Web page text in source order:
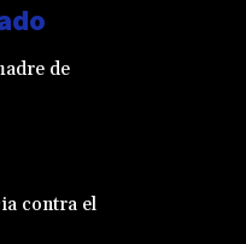
de
contra el